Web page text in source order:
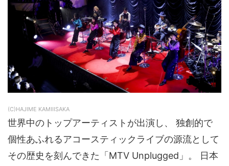
(C)HAJIME KAMIIISAKA
世界中のトップアーティストが出演し、 独創的で
個性あふれるアコースティックライブの源流として
その歴史を刻んできた「MTV Unplugged」。 日本